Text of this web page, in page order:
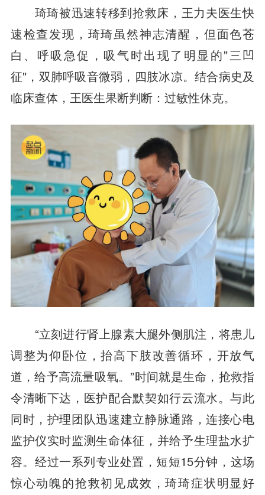
琦琦被迅速转移到抢救床，王力夫医生快
速检查发现，琦琦虽然神志清醒，但面色苍
白、呼吸急促，吸气时出现了明显的"三凹
征"，双肺呼吸音微弱，四肢冰凉。结合病史及
临床查体，王医生果断判断：过敏性休克。
“立刻进行肾上腺素大腿外侧肌注，将患儿
调整为仰卧位，抬高下肢改善循环，开放气
道，给予高流量吸氧。”时间就是生命，抢救指
令清晰下达，医护配合默契如行云流水。与此
同时，护理团队迅速建立静脉通路，连接心电
监护仪实时监测生命体征，并给予生理盐水扩
容。经过一系列专业处置，短短15分钟，这场
惊心动魄的抢救初见成效，琦琦症状明显好
前往APP